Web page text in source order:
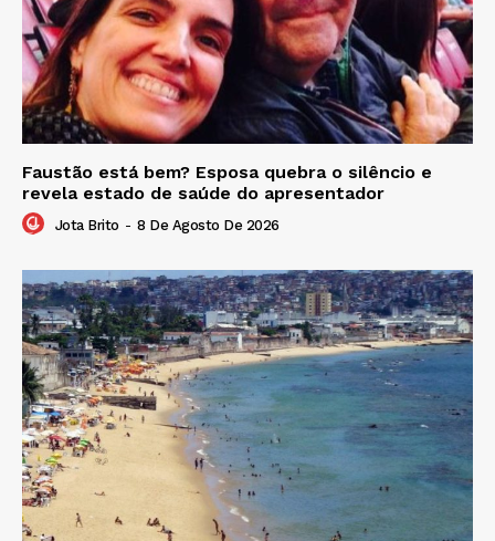
Faustão está bem? Esposa quebra o silêncio e
revela estado de saúde do apresentador
Jota Brito - 8 De Agosto De 2026